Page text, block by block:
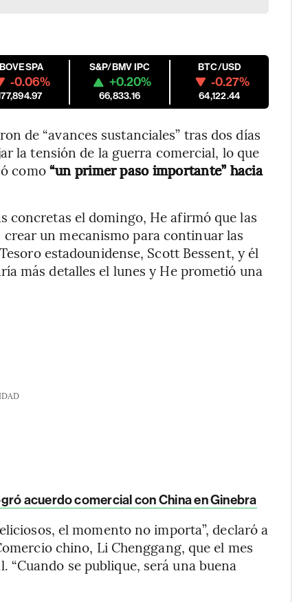
-0.06%
S&P/BMV IPC
+0.20%
66,833.16
BTC/USD
-0.27%
64,122.44
de “avances sustanciales” tras dos días
la tensión de la guerra comercial, lo que
como“un primer paso importante” hacia
concretas el domingo, He afirmó que las
un mecanismo para continuar las
estadounidense, Scott Bessent, y él
más detalles el lunes y He prometió una
acuerdo comercial con China en Ginebra
el momento no importa”, declaró a
chino, Li Chenggang, que el mes
se publique, será una buena